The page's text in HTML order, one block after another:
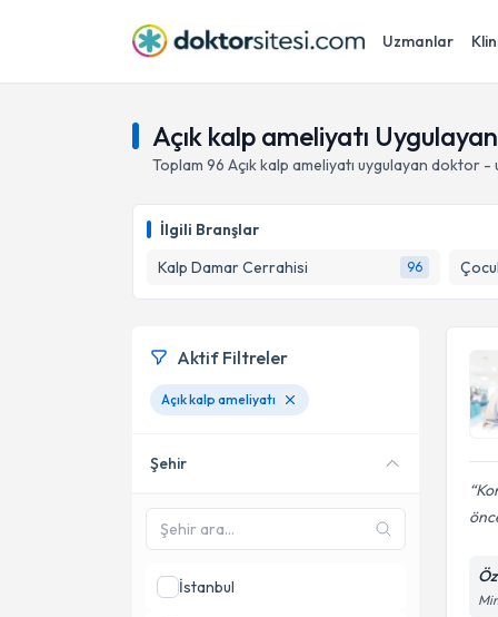
Uzmanlar
Açık kalp ameliyatı
Toplam 96 Açık kalp ameliyatı uygulayan doktor -
İlgili Branşlar
Kalp Damar Cerrahisi
96
Aktif Filtreler
Açık kalp ameliyatı
Şehir
İstanbul